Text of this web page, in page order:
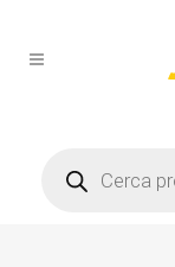
search